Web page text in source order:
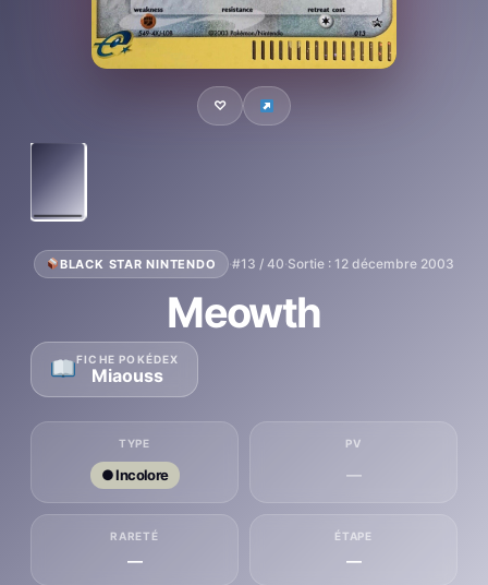
♡
BLACK STAR NINTENDO ·#13 / 40·Sortie : 12 décembre 2003
Meowth
FICHE POKÉDEX
Miaouss
TYPE
● Incolore
PV
—
RARETÉ
—
ÉTAPE
—